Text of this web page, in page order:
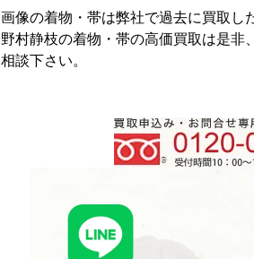
画像の着物・帯は弊社で過去に買取し
野村静枝の着物・帯の高価買取は是非
相談下さい。